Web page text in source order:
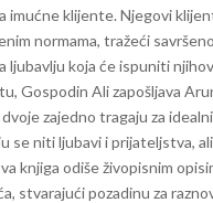
imućne klijente. Njegovi
normama, tražeći
ljubavlju koja će ispuniti
Gospodin Ali zapošljava
zajedno tragaju za
se niti ljubavi i prijateljstva,
knjiga odiše živopisnim
stvarajući pozadinu za